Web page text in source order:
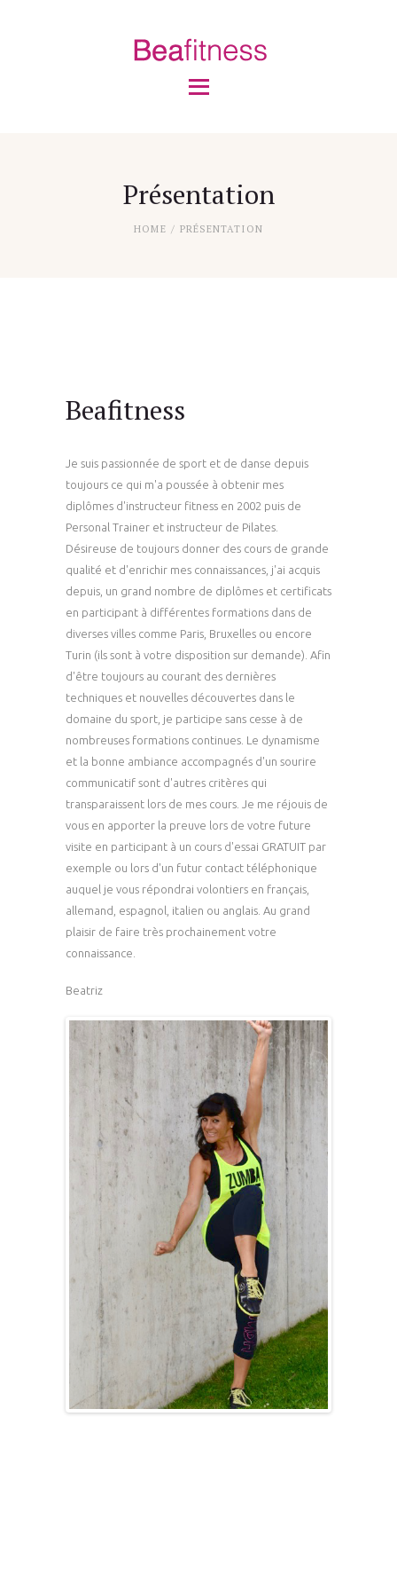
Présentation
HOME PRÉSENTATION
Contact
Beafitness
Je suis passionnée de sport et de danse depuis
toujours ce qui m'a poussée à obtenir mes
diplômes d'instructeur fitness en 2002 puis de
Personal Trainer et instructeur de Pilates.
Désireuse de toujours donner des cours de grande
qualité et d'enrichir mes connaissances, j'ai acquis
depuis, un grand nombre de diplômes et certificats
en participant à différentes formations dans de
diverses villes comme Paris, Bruxelles ou encore
Turin (ils sont à votre disposition sur demande). Afin
d'être toujours au courant des dernières
techniques et nouvelles découvertes dans le
domaine du sport, je participe sans cesse à de
nombreuses formations continues. Le dynamisme
et la bonne ambiance accompagnés d'un sourire
communicatif sont d'autres critères qui
transparaissent lors de mes cours. Je me réjouis de
vous en apporter la preuve lors de votre future
visite en participant à un cours d'essai GRATUIT par
exemple ou lors d'un futur contact téléphonique
auquel je vous répondrai volontiers en français,
allemand, espagnol, italien ou anglais. Au grand
plaisir de faire très prochainement votre
connaissance.
Beatriz